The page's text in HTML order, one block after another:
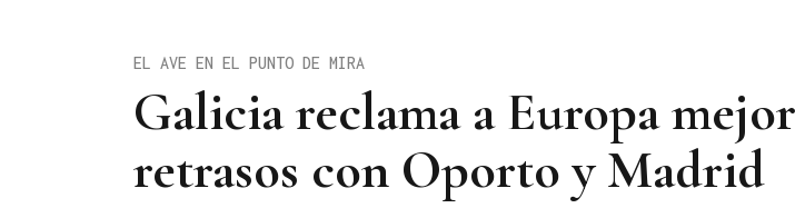
Galicia reclama a Europa
retrasos con Oporto y Madrid
EL AVE EN EL PUNTO DE MIRA